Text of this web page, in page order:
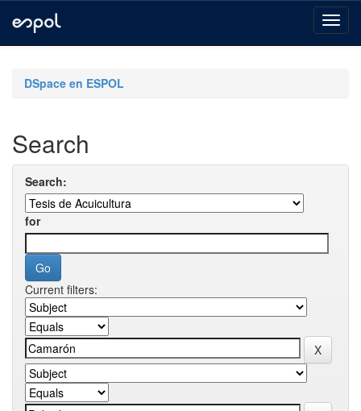
navigationDSpace en ESPOL
Search
Search:
for
Current filters: